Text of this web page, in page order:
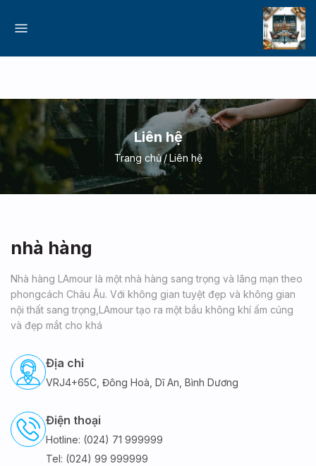
Liên hệ
Trang chủ Liên hệ
nhà hàng
Nhà hàng LAmour là một nhà hàng sang trọng và lãng mạn theo
phongcách Châu Âu. Với không gian tuyệt đẹp và không gian
nội thất sang trọng,LAmour tạo ra một bầu không khí ấm cúng
và đẹp mắt cho khá
Địa chỉ
VRJ4+65C, Đông Hoà, Dĩ An, Bình Dương
Điện thoại
Hotline: (024) 71 999999
Tel: (024) 99 999999